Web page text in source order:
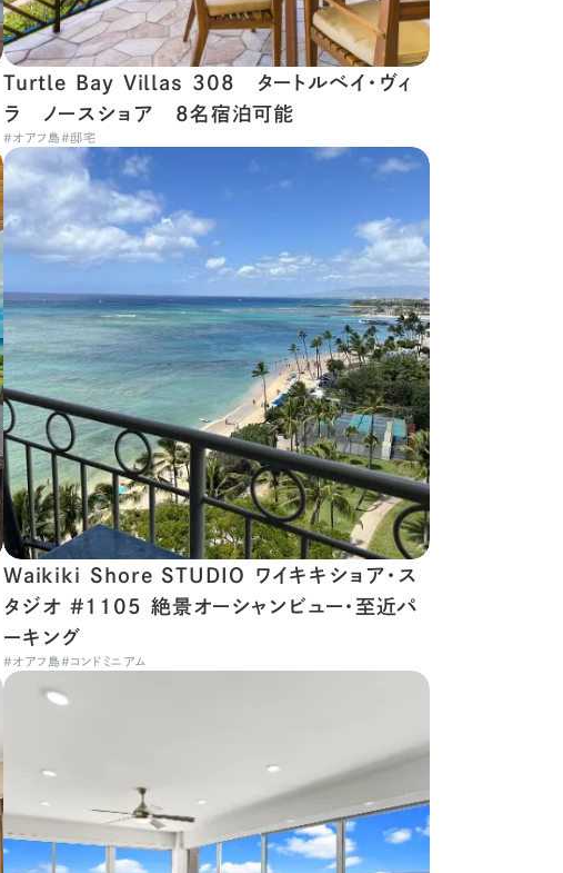
Turtle Bay Villas 308 タートルベイ・ヴィ
ラ ノースショア 8名宿泊可能
#オアフ島#邸宅
Waikiki Shore STUDIO ワイキキショア・ス
タジオ #1105 絶景オーシャンビュー・至近パ
ーキング
#オアフ島#コンドミニアム